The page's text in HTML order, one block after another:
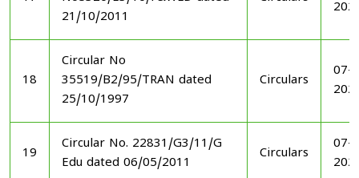
21/10/2011
18
Circular No
35519/B2/95/TRAN dated
25/10/1997
Circulars
07-
19
Circular No. 22831/G3/11/G
Edu dated 06/05/2011
Circulars
07-